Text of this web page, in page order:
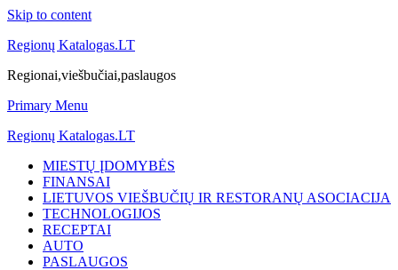
Skip to content
Regionų Katalogas.LT
Regionai,viešbučiai,paslaugos
Primary Menu
Regionų Katalogas.LT
MIESTŲ ĮDOMYBĖS
FINANSAI
LIETUVOS VIEŠBUČIŲ IR RESTORANŲ ASOCIACIJA
TECHNOLOGIJOS
RECEPTAI
AUTO
PASLAUGOS